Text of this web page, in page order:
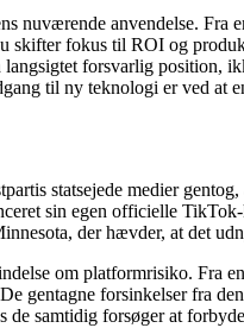
anvendelse. Fra
fokus til ROI og
forsvarlig position,
til ny teknologi er ved
statsejede medier
sin egen officielle
der hævder, at det
om platformrisiko. Fra
forsinkelser fra
samtidig forsøger at